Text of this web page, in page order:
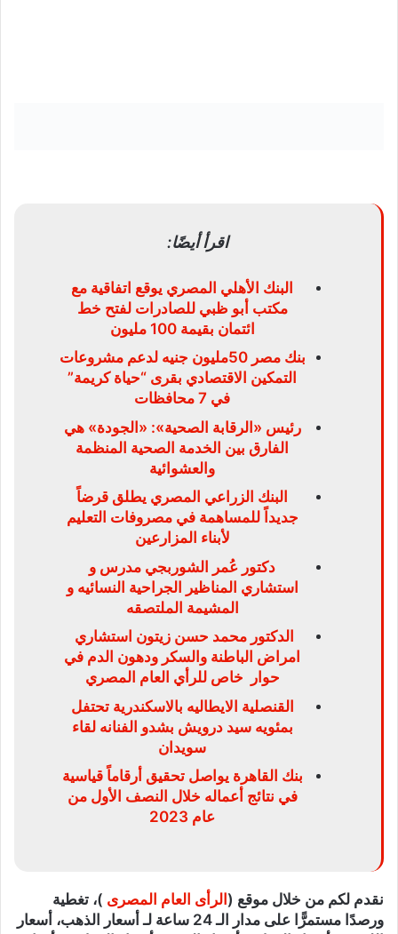
اقرأ أيضًا:
البنك الأهلي المصري يوقع اتفاقية مع
مكتب أبو ظبي للصادرات لفتح خط
ائتمان بقيمة 100 مليون
بنك مصر 50مليون جنيه لدعم مشروعات
التمكين الاقتصادي بقرى “حياة كريمة”
في 7 محافظات
رئيس «الرقابة الصحية»: «الجودة» هي
الفارق بين الخدمة الصحية المنظمة
والعشوائية
البنك الزراعي المصري يطلق قرضاً
جديداً للمساهمة في مصروفات التعليم
لأبناء المزارعين
دكتور عُمر الشوربجي مدرس و
استشاري المناظير الجراحية النسائيه و
المشيمة الملتصقه
الدكتور محمد حسن زيتون استشاري
امراض الباطنة والسكر ودهون الدم في
حوار خاص للرأي العام المصري
القنصلية الايطاليه بالاسكندرية تحتفل
بمئويه سيد درويش بشدو الفنانه لقاء
سويدان
بنك القاهرة يواصل تحقيق أرقاماً قياسية
في نتائج أعماله خلال النصف الأول من
عام 2023
نقدم لكم من خلال موقع ( الرأى العام المصرى )، تغطية
ورصدًا مستمرًّا على مدار الـ 24 ساعة لـ أسعار الذهب، أسعار